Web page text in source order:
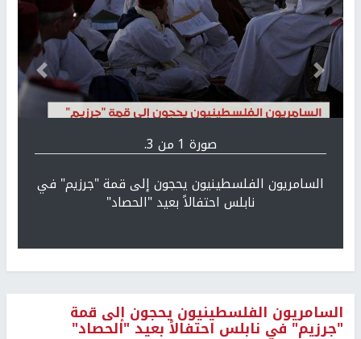
صورة 1 من 3.
السامريون الفلسطينيون يحجون إلى قمة "جرزيم" في
نابلس احتفالاً بعيد "الحصاد"
Previous التالي
السامريون الفلسطينيون يحجون إلى قمة
"جرزيم" في نابلس احتفالاً بعيد "الحصاد"